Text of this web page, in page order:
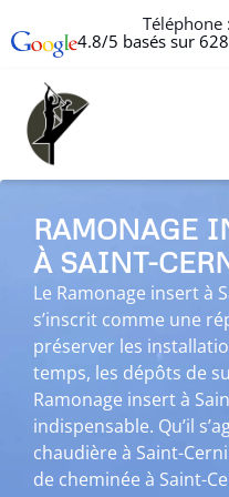
Téléphone :
4.8/5 basés sur
RAMONAGE
À SAINT-
Le Ramonage insert à
s’inscrit comme une
préserver les
temps, les dépôts de
Ramonage insert à
indispensable. Qu’il
chaudière à Saint-
de cheminée à Saint-